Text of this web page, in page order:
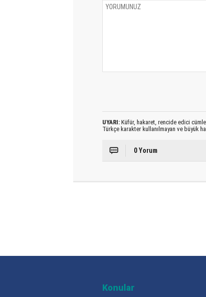
UYARI:Küfür, hakaret, rencide edici
Türkçe karakter kullanılmayan ve büyük
0 Yorum
Konular